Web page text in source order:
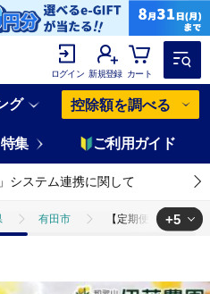
ログイン 新規登録 カート
グ 控除額を調べる
特集 ご利用ガイド
システム連携に関して
有田市 【定期便】伊藤農
んきつ類 【定期便】伊藤農園 寒
+5